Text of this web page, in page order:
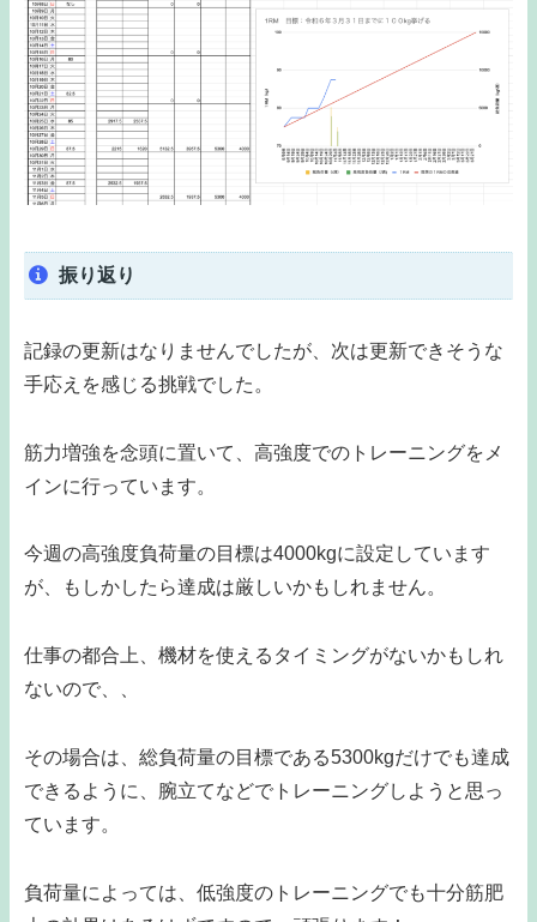
振り返り
記録の更新はなりませんでしたが、次は更新できそうな
手応えを感じる挑戦でした。
筋力増強を念頭に置いて、高強度でのトレーニングをメ
インに行っています。
今週の高強度負荷量の目標は4000kgに設定しています
が、もしかしたら達成は厳しいかもしれません。
仕事の都合上、機材を使えるタイミングがないかもしれ
ないので、、
その場合は、総負荷量の目標である5300kgだけでも達成
できるように、腕立てなどでトレーニングしようと思っ
ています。
負荷量によっては、低強度のトレーニングでも十分筋肥